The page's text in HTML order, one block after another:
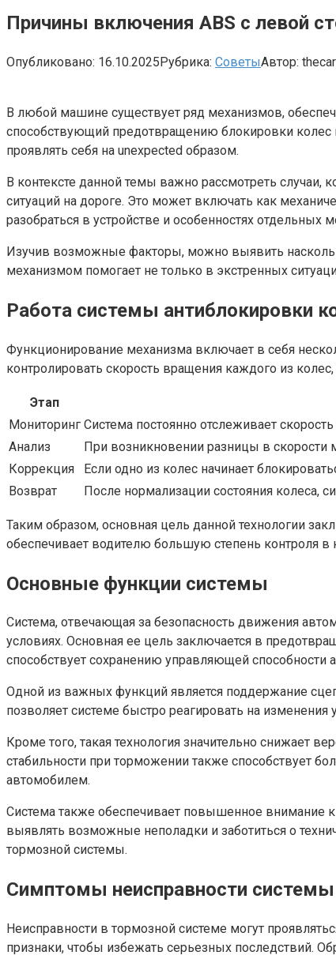
Причины включения ABS с левой
Опубликовано: 16.10.2025Рубрика: СоветыАвтор:
В любой машине существует ряд механизмов,
способствующий предотвращению блокировки колес
проявлять себя на unexpected образом.
В контексте данной темы важно рассмотреть
ситуаций на дороге. Это может включать как
разобраться в устройстве и особенностях отдельных
Изучив возможные факторы, можно выявить
механизмом помогает не только в экстренных
Работа системы антиблокировки
Функционирование механизма включает в себя
контролировать скорость вращения каждого из
Этап
Мониторинг Система постоянно отслеживает
Анализ
При возникновении разницы в скорости
Коррекция
Если одно из колес начинает
Возврат
После нормализации состояния колеса,
Таким образом, основная цель данной технологии
обеспечивает водителю большую степень контроля в
Основные функции системы
Система, отвечающая за безопасность движения
условиях. Основная ее цель заключается в
способствует сохранению управляющей способности
Одной из важных функций является поддержание
позволяет системе быстро реагировать на изменения
Кроме того, такая технология значительно снижает
стабильности при торможении также способствует
автомобилем.
Система также обеспечивает повышенное внимание
выявлять возможные неполадки и заботиться о
тормозной системы.
Симптомы неисправности системы
Неисправности в тормозной системе могут
признаки, чтобы избежать серьезных последствий.